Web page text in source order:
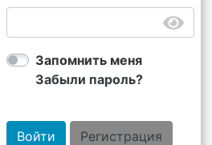
Запомнить меня
Забыли пароль?
Войти Регистрация